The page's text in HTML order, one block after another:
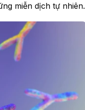
miễn dịch tự nhiên.